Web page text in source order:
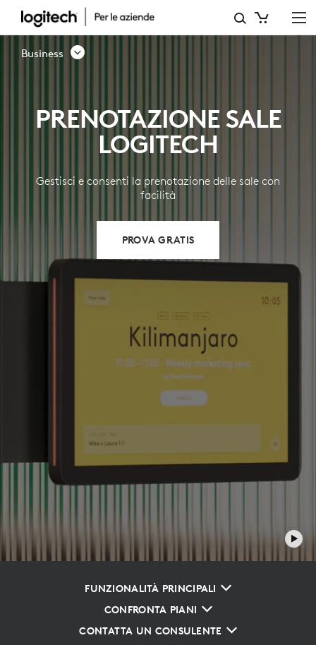
PRENOTAZIONE
DELLE
Business
PRENOTAZIONE SALE
LOGITECH
Gestisci e consenti la prenotazione delle sale con
facilità
PROVA GRATIS
FUNZIONALITÀ PRINCIPALI
CONFRONTA PIANI
CONTATTA UN CONSULENTE